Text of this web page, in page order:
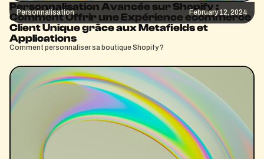
Personnalisation February 12, 2024
Personnalisation Avancée sur Shopify :
Comment Offrir une Expérience ecommerce
Client Unique grâce aux Metafields et
Applications
Comment personnaliser sa boutique Shopify ?